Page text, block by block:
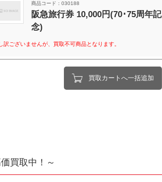
商品コード：030188
阪急旅行券 10,000円(70･75周年記
念)
訳ございませんが、買取不可商品となります。
買取カートへ一括追加
買取中！～